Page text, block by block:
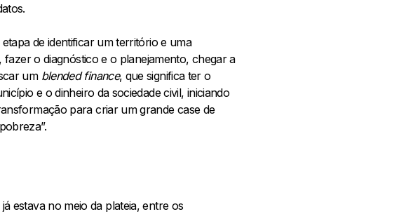
etapa de identificar um território e uma
fazer o diagnóstico e o planejamento, chegar a
um blended finance, que significa ter o
e o dinheiro da sociedade civil, iniciando
para criar um grande case de
estava no meio da plateia, entre os